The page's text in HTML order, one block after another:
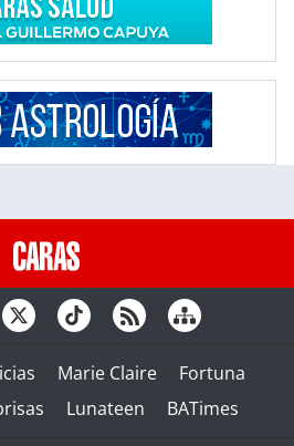
Marie Claire
Fortuna
Lunateen BATimes